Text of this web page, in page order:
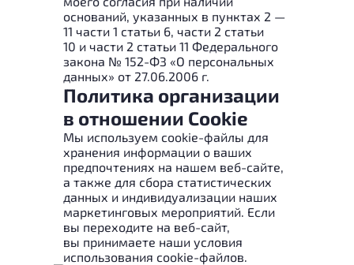
оснований, указанных в пунктах 2 —
11 части 1 статьи 6, части 2 статьи
10 и части 2 статьи 11 Федерального
закона № 152-ФЗ «О персональных
данных» от 27.06.2006 г.
Политика организации
в отношении Cookie
Мы используем cookie-файлы для
хранения информации о ваших
предпочтениях на нашем веб-сайте,
а также для сбора статистических
данных и индивидуализации наших
маркетинговых мероприятий. Если
вы переходите на веб-сайт,
вы принимаете наши условия
использования cookie-файлов.